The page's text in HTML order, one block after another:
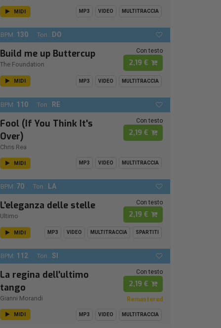
MIDI MP3 VIDEO MULTITRACCIA
BPM: 130 Ton.: DO
Build me up Buttercup
The Foundation
Con testo
2,19 €
MIDI MP3 VIDEO MULTITRACCIA
BPM: 110 Ton.: RE
Fool (If You Think It's
Over)
Chris Rea
Con testo
2,19 €
MIDI MP3 VIDEO MULTITRACCIA
BPM: 70 Ton.: LA
L'eleganza delle stelle
Ultimo
Con testo
2,19 €
MIDI MP3 VIDEO MULTITRACCIA SPARTITI
BPM: 112 Ton.: SI
La regina dell'ultimo
tango
Gianni Morandi
Con testo
2,19 €
Remastered
MIDI MP3 VIDEO MULTITRACCIA